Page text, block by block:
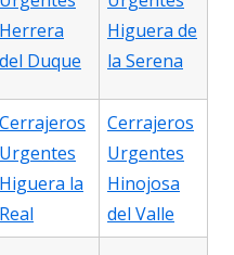
Herrera
del Duque
Higuera de
la Serena
Cerrajeros
Urgentes
Higuera la
Real
Cerrajeros
Urgentes
Hinojosa
del Valle